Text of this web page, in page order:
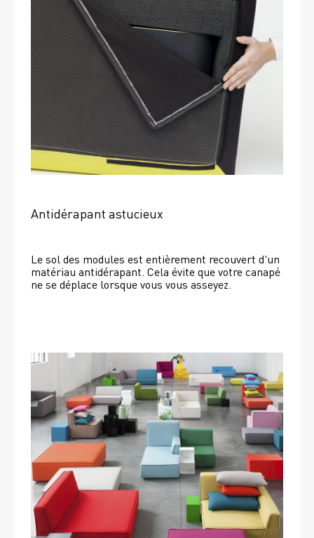
Antidérapant astucieux
Le sol des modules est entièrement recouvert d'un
matériau antidérapant. Cela évite que votre canapé
ne se déplace lorsque vous vous asseyez.